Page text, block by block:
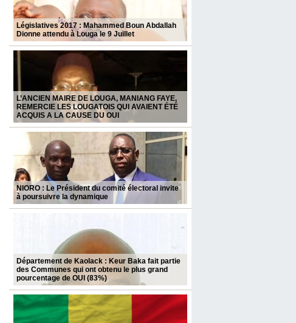
Législatives 2017 : Mahammed Boun Abdallah
Dionne attendu à Louga le 9 Juillet
L’ANCIEN MAIRE DE LOUGA, MANIANG FAYE,
REMERCIE LES LOUGATOIS QUI AVAIENT ÉTÉ
ACQUIS A LA CAUSE DU OUI
NIORO : Le Président du comité électoral invite
à poursuivre la dynamique
Département de Kaolack : Keur Baka fait partie
des Communes qui ont obtenu le plus grand
pourcentage de OUI (83%)